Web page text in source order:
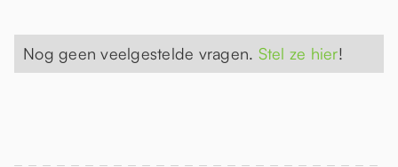
Nog geen veelgestelde vragen. Stel ze hier!